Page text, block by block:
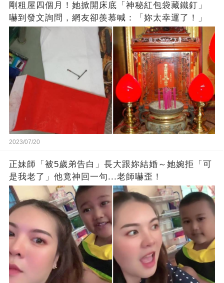
剛租屋四個月！她掀開床底「神秘紅包袋藏鐵釘」
嚇到發文詢問，網友卻羨慕喊：「妳太幸運了！」
2023/07/20
正妹師「被5歲弟告白」長大跟妳結婚～她婉拒「可
是我老了」他竟神回一句...老師嚇歪！